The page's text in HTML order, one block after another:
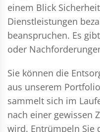
einem Blick
Dienstleistungen
beanspruchen. Es
oder
Sie können die
aus unserem
sammelt sich im
nach einer gewissen
wird. Entrümpeln Sie